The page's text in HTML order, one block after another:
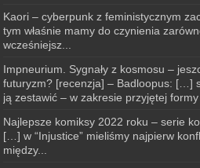
Kaori – cyberpunk z feministycznym
tym właśnie mamy do czynienia
wcześniejsz...
Impneurium. Sygnały z kosmosu –
futuryzm? [recenzja] – Badloopus: […]
ją zestawić – w zakresie przyjętej
Najlepsze komiksy 2022 roku – serie
[…] w “Injustice” mieliśmy najpierw
między...